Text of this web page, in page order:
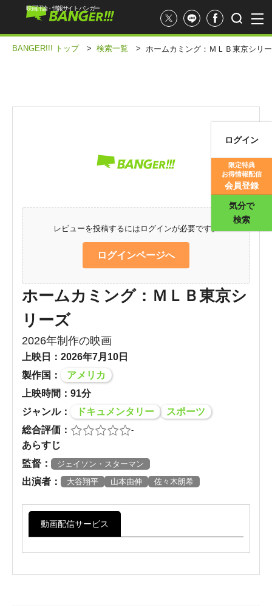
映画評論・情報サイト バンガー
ログイン
限定特典
お得情報配信
会員登録
気分で
検索
BANGER!!! トップ > 検索一覧 > ホームカミング：ＭＬＢ東京シリ
レビューを投稿するにはログインが必要です。
ログインページへ
ホームカミング：ＭＬＢ東京シ
リーズ
2026年制作の映画
上映日：2026年7月10日
製作国：
アメリカ
上映時間：91分
ジャンル：
ドキュメンタリー
スポーツ
総合評価：
-
あらすじ
監督：
ジェイソン・スターマン
出演者： 大谷翔平 山本由伸 佐々木朗希
動画配信サービス